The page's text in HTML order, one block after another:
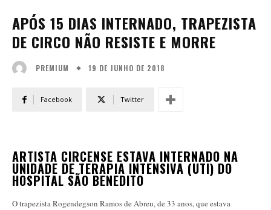
APÓS 15 DIAS INTERNADO, TRAPEZISTA
DE CIRCO NÃO RESISTE E MORRE
PREMIUM 19 DE JUNHO DE 2018
Facebook Twitter
ARTISTA CIRCENSE ESTAVA INTERNADO NA
UNIDADE DE TERAPIA INTENSIVA (UTI) DO
HOSPITAL SÃO BENEDITO
O trapezista Rogendegson Ramos de Abreu, de 33 anos, que estava